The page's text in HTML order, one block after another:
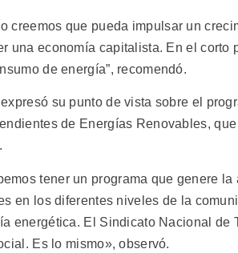
creemos que pueda impulsar un
una economía capitalista. En el corto
de energía”, recomendó.
su punto de vista sobre el
de Energías Renovables,
tener un programa que genere
en los diferentes niveles de la
energética. El Sindicato Nacional
Es lo mismo», observó.